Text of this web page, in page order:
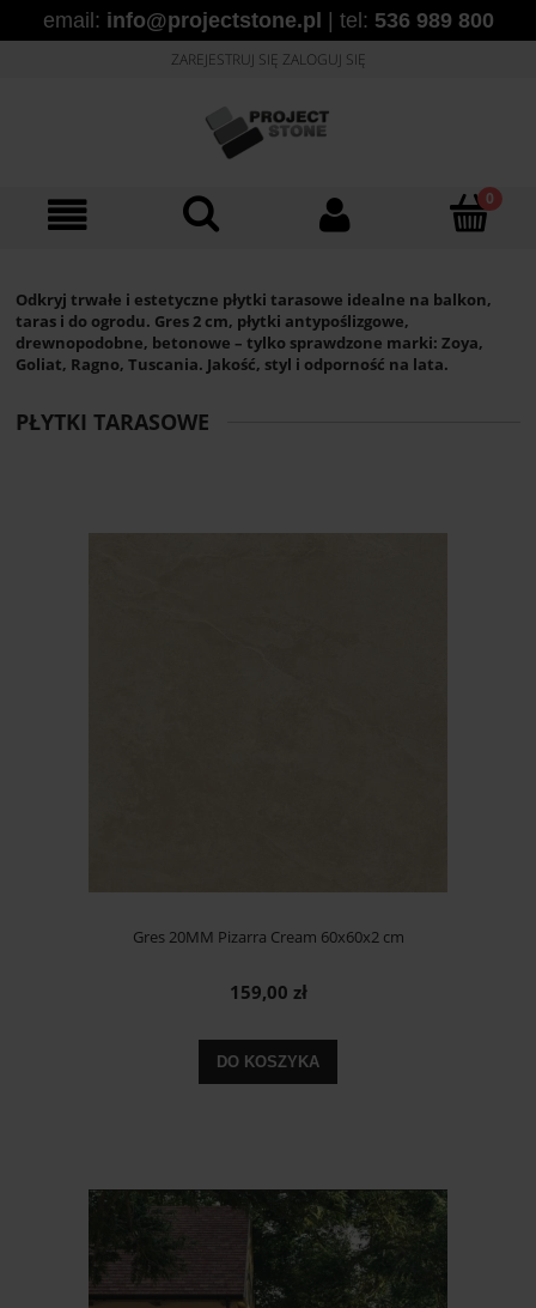
email: info@projectstone.pl | tel: 536 989 800
ZAREJESTRUJ SIĘ ZALOGUJ SIĘ
Odkryj trwałe i estetyczne płytki tarasowe idealne na balkon,
taras i do ogrodu. Gres 2 cm, płytki antypoślizgowe,
drewnopodobne, betonowe – tylko sprawdzone marki: Zoya,
Goliat, Ragno, Tuscania. Jakość, styl i odporność na lata.
PŁYTKI TARASOWE
Gres 20MM Pizarra Cream 60x60x2 cm
159,00 zł
DO KOSZYKA